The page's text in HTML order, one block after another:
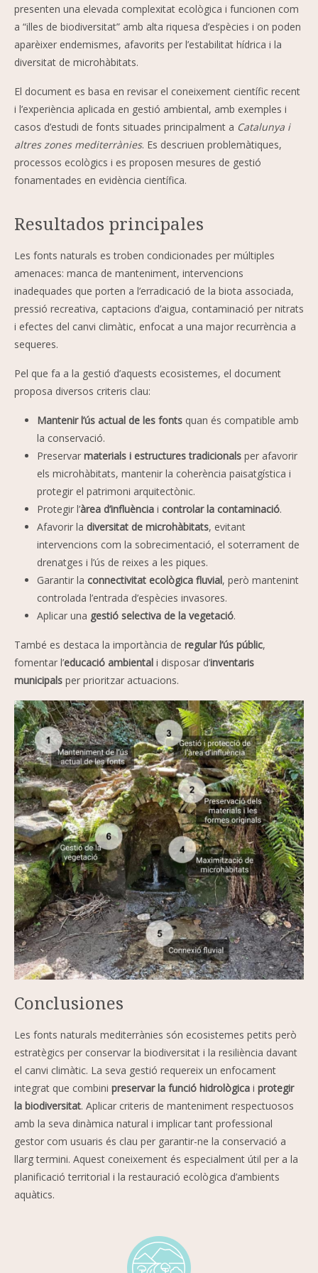
presenten una elevada complexitat ecològica i funcionen com
a “illes de biodiversitat” amb alta riquesa d’espècies i on poden
aparèixer endemismes, afavorits per l’estabilitat hídrica i la
diversitat de microhàbitats.
El document es basa en revisar el coneixement científic recent
i l’experiència aplicada en gestió ambiental, amb exemples i
casos d’estudi de fonts situades principalment a Catalunya i
altres zones mediterrànies. Es descriuen problemàtiques,
processos ecològics i es proposen mesures de gestió
fonamentades en evidència científica.
Resultados principales
Les fonts naturals es troben condicionades per múltiples
amenaces: manca de manteniment, intervencions
inadequades que porten a l’erradicació de la biota associada,
pressió recreativa, captacions d’aigua, contaminació per nitrats
i efectes del canvi climàtic, enfocat a una major recurrència a
sequeres.
Pel que fa a la gestió d’aquests ecosistemes, el document
proposa diversos criteris clau:
Mantenir l’ús actual de les fonts quan és compatible amb
la conservació.
Preservar materials i estructures tradicionals per afavorir
els microhàbitats, mantenir la coherència paisatgística i
protegir el patrimoni arquitectònic.
Protegir l’àrea d’influència i controlar la contaminació.
Afavorir la diversitat de microhàbitats, evitant
intervencions com la sobrecimentació, el soterrament de
drenatges i l’ús de reixes a les piques.
Garantir la connectivitat ecològica fluvial, però mantenint
controlada l’entrada d’espècies invasores.
Aplicar una gestió selectiva de la vegetació.
També es destaca la importància de regular l’ús públic,
fomentar l’educació ambiental i disposar d’inventaris
municipals per prioritzar actuacions.
Imagen
Conclusiones
Les fonts naturals mediterrànies són ecosistemes petits però
estratègics per conservar la biodiversitat i la resiliència davant
el canvi climàtic. La seva gestió requereix un enfocament
integrat que combini preservar la funció hidrològica i protegir
la biodiversitat. Aplicar criteris de manteniment respectuosos
amb la seva dinàmica natural i implicar tant professional
gestor com usuaris és clau per garantir-ne la conservació a
llarg termini. Aquest coneixement és especialment útil per a la
planificació territorial i la restauració ecològica d’ambients
aquàtics.